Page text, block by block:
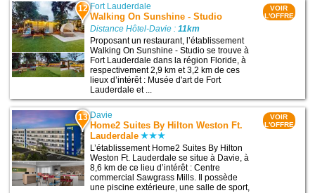
12 Fort Lauderdale
Walking On Sunshine - Studio
Distance Hôtel-Davie :11km
Proposant un restaurant, l’établissement
Walking On Sunshine - Studio se trouve à
Fort Lauderdale dans la région Floride, à
respectivement 2,9 km et 3,2 km de ces
lieux d’intérêt : Musée d'art de Fort
Lauderdale et ...
VOIR
L'OFFRE
13 Davie
Home2 Suites By Hilton Weston Ft.
Lauderdale
L’établissement Home2 Suites By Hilton
Weston Ft. Lauderdale se situe à Davie, à
8,6 km de ce lieu d’intérêt : Centre
commercial Sawgrass Mills. Il possède
une piscine extérieure, une salle de sport,
VOIR
L'OFFRE